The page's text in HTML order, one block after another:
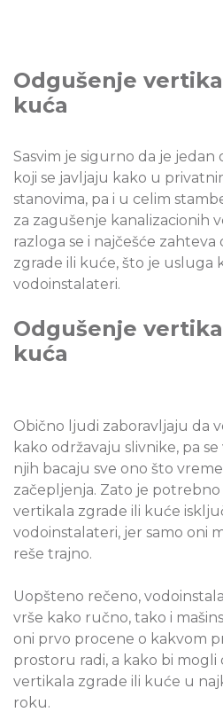
Odgušenje
kuća
Sasvim je sigurno da je
koji se javljaju kako u
stanovima, pa i u celim
za zagušenje kanalizacionih
razloga se i najčešće
zgrade ili kuće, što je usluga
vodoinstalateri.
Odgušenje
kuća
Obično ljudi zaboravljaju da
kako održavaju slivnike, pa
njih bacaju sve ono što
začepljenja. Zato je
vertikala zgrade ili kuće
vodoinstalateri, jer samo oni
reše trajno.
Uopšteno rečeno,
vrše kako ručno, tako i
oni prvo procene o kakvom
prostoru radi, a kako bi
vertikala zgrade ili kuće u
roku.